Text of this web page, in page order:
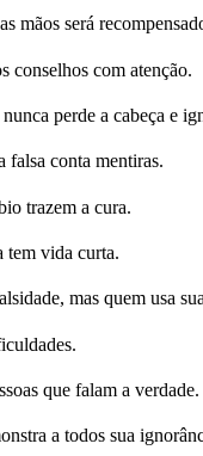
mãos será
conselhos com atenção.
perde a cabeça e
falsa conta mentiras.
trazem a cura.
tem vida curta.
mas quem usa
que falam a verdade.
a todos sua